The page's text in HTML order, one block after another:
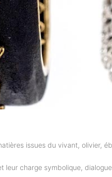
issues du vivant, olivier,
leur charge symbolique,